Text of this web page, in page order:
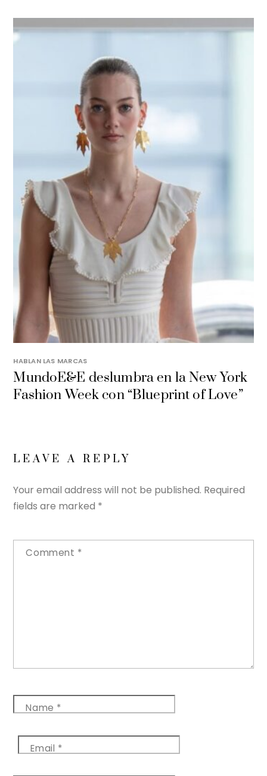
HABLAN LAS MARCAS
MundoE&E deslumbra en la New York
Fashion Week con “Blueprint of Love”
LEAVE A REPLY
Your email address will not be published. Required
fields are marked *
Comment *
Name *
Email *